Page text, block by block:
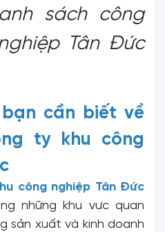
sách công
Tân Đức
bạn cần biết về
ty khu công
công nghiệp Tân Đức
những khu vực quan
sản xuất và kinh doanh